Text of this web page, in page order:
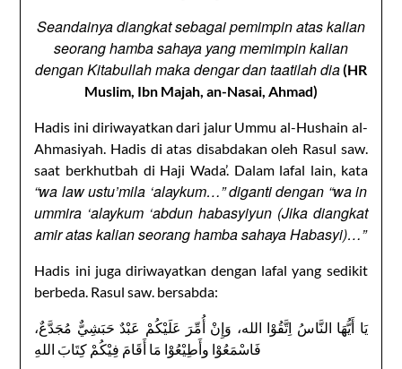
Seandainya diangkat sebagai pemimpin atas kalian
seorang hamba sahaya yang memimpin kalian
dengan Kitabullah maka dengar dan taatilah dia(HR
Muslim, Ibn Majah, an-Nasai, Ahmad)
Hadis ini diriwayatkan dari jalur Ummu al-Hushain al-
Ahmasiyah. Hadis di atas disabdakan oleh Rasul saw.
saat berkhutbah di Haji Wada’. Dalam lafal lain, kata
“wa law ustu’mila ‘alaykum…” diganti dengan “wa in
ummira ‘alaykum ‘abdun habasyiyun (Jika diangkat
amir atas kalian seorang hamba sahaya Habasyi)…”
Hadis ini juga diriwayatkan dengan lafal yang sedikit
berbeda. Rasul saw. bersabda:
يَا أَيُّهَا النَّاسُ اِتَّقُوْا الله، وَإِنْ أُمِّرَ عَلَيْكُمْ عَبْدٌ حَبَشِيٌّ مُجَدَّعٌ،
فَاسْمَعُوْا وأَطِيْعُوْا مَا أَقَامَ فِيْكُمْ كِتَابَ اللهِ